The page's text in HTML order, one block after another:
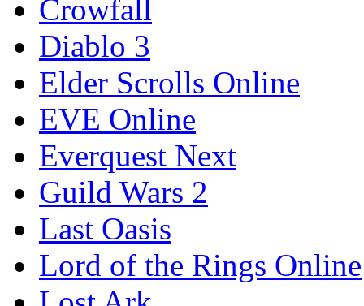
Crowfall
Diablo 3
Elder Scrolls Online
EVE Online
Everquest Next
Guild Wars 2
Last Oasis
Lord of the Rings Online